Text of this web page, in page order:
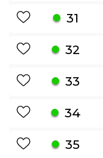
31
32
33
34
35